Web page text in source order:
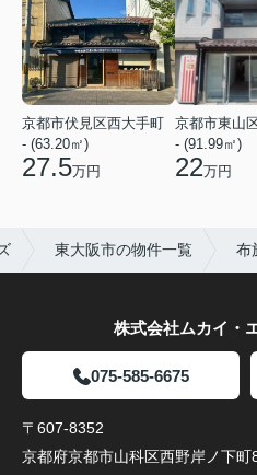
京都市伏見区西大手町
- (63.20㎡)
27.5万円
- (91.99㎡)
22万円
東大阪市の物件一覧 布
株式会社ムカイ・
075-585-6675
〒607-8352
京都府京都市山科区西野岸ノ下町